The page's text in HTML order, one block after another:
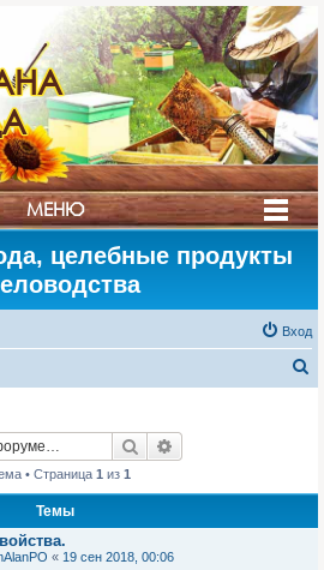
МЕНЮ
целебные продукты
Вход
Поиск
• Страница 1 из 1
Темы
« 19 сен 2018, 00:06